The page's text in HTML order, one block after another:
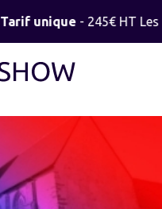
Tarif unique- 245€ HT Les